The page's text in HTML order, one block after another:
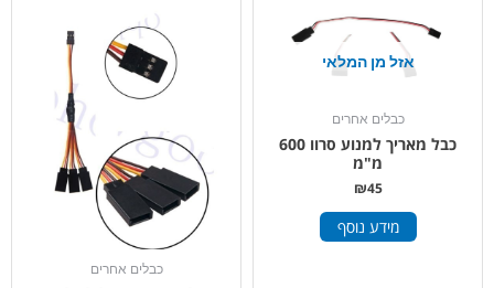
אזל מן המלאי
כבלים אחרים
כבל מאריך למנוע סרוו 600
מ"מ
₪45
מידע נוסף
כבלים אחרים